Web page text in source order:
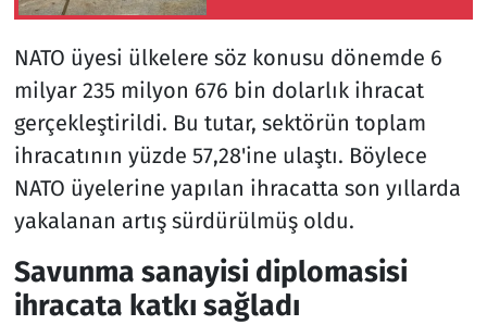
NATO üyesi ülkelere söz konusu dönemde 6
milyar 235 milyon 676 bin dolarlık ihracat
gerçekleştirildi. Bu tutar, sektörün toplam
ihracatının yüzde 57,28'ine ulaştı. Böylece
NATO üyelerine yapılan ihracatta son yıllarda
yakalanan artış sürdürülmüş oldu.
Savunma sanayisi diplomasisi
ihracata katkı sağladı